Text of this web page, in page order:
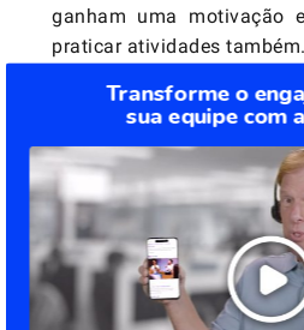
ganham uma motivação
praticar atividades também.
Seja exercícios como os
um empurrãozinho da
vindo no início deste
Gamifique
gamificação
também
Transforme o
sua equipe com